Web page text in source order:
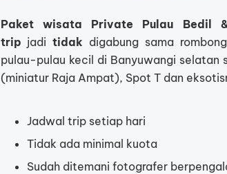
Paket wisata Private Pulau Bedil
trip jaditidak digabung sama
pulau-pulau kecil di Banyuwangi selatan
(miniatur Raja Ampat), Spot T dan
Jadwal trip setiap hari
Tidak ada minimal kuota
Sudah ditemani fotografer